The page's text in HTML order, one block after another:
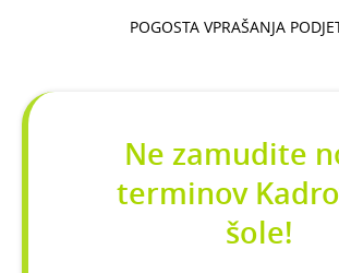
POGOSTA VPRAŠANJA
Ne zamudite
terminov
šole!